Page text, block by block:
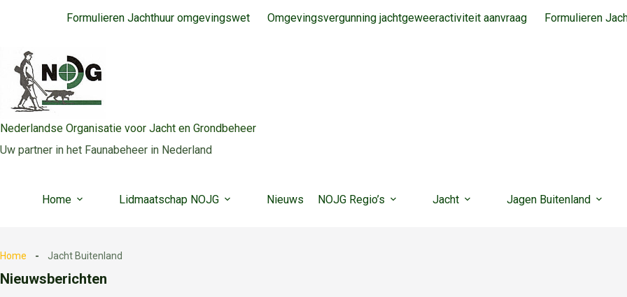
inhoud
Formulieren Jachthuur omgevingswet Omgevingsvergunning jachtgeweeractiviteit aanvraag Formulieren
Nederlandse Organisatie voor Jacht en Grondbeheer
Uw partner in het Faunabeheer in Nederland
Home Lidmaatschap NOJG Nieuws NOJG Regio’s Jacht Jagen Buitenland
Home Jacht Buitenland
Nieuwsberichten